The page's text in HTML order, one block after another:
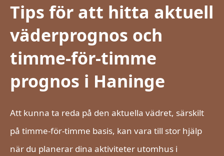
Tips för att hitta aktuell
väderprognos och
timme-för-timme
prognos i Haninge
Att kunna ta reda på den aktuella vädret, särskilt
på timme-för-timme basis, kan vara till stor hjälp
när du planerar dina aktiviteter utomhus i